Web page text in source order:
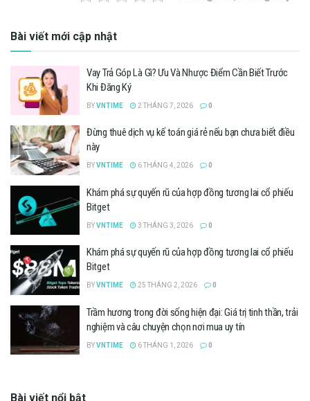
Bài viết mới cập nhật
Vay Trả Góp Là Gì? Ưu Và Nhược Điểm Cần Biết Trước
Khi Đăng Ký
BYVNTIME 2 THÁNG 7, 2026 0
Đừng thuê dịch vụ kế toán giá rẻ nếu bạn chưa biết điều
này
BYVNTIME 6 THÁNG 4, 2026 0
Khám phá sự quyến rũ của hợp đồng tương lai cổ phiếu
Bitget
BYVNTIME 3 THÁNG 3, 2026 0
Khám phá sự quyến rũ của hợp đồng tương lai cổ phiếu
Bitget
BYVNTIME 25 THÁNG 2, 2026 0
Trầm hương trong đời sống hiện đại: Giá trị tinh thần, trải
nghiệm và câu chuyện chọn nơi mua uy tín
BYVNTIME 6 THÁNG 1, 2026 0
Bài viết nổi bật